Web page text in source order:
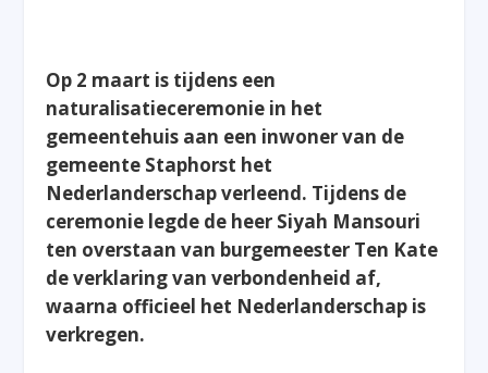
Op 2 maart is tijdens een
naturalisatieceremonie in het
gemeentehuis aan een inwoner van de
gemeente Staphorst het
Nederlanderschap verleend. Tijdens de
ceremonie legde de heer Siyah Mansouri
ten overstaan van burgemeester Ten Kate
de verklaring van verbondenheid af,
waarna officieel het Nederlanderschap is
verkregen.